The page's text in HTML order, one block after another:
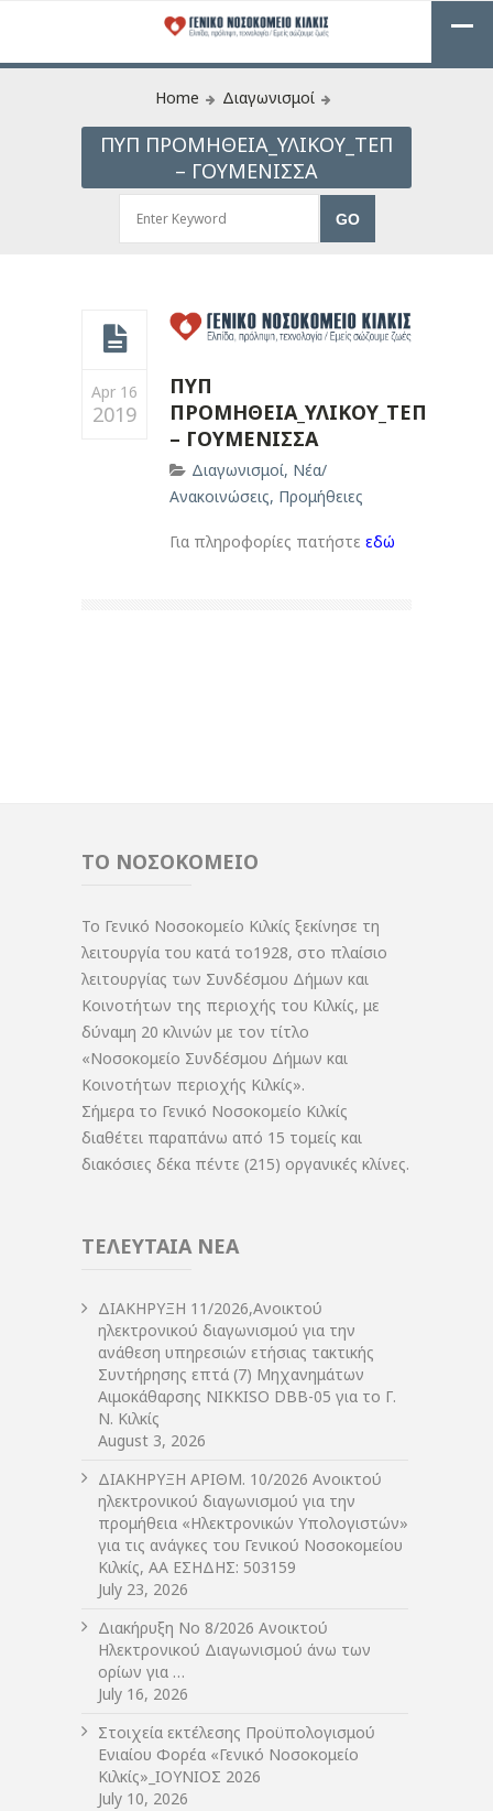
Home Διαγωνισμοί
ΠΥΠ ΠΡΟΜΗΘΕΙΑ_ΥΛΙΚΟΥ_ΤΕΠ
– ΓΟΥΜΕΝΙΣΣΑ
Apr 16
2019
ΠΥΠ
ΠΡΟΜΗΘΕΙΑ_ΥΛΙΚΟΥ_ΤΕΠ
– ΓΟΥΜΕΝΙΣΣΑ
Διαγωνισμοί, Νέα/
Ανακοινώσεις, Προμήθειες
Για πληροφορίες πατήστε εδώ
ΤΟ ΝΟΣΟΚΟΜΕΙΟ
Το Γενικό Νοσοκομείο Κιλκίς ξεκίνησε τη
λειτουργία του κατά το1928, στο πλαίσιο
λειτουργίας των Συνδέσμου Δήμων και
Κοινοτήτων της περιοχής του Κιλκίς, με
δύναμη 20 κλινών με τον τίτλο
«Νοσοκομείο Συνδέσμου Δήμων και
Κοινοτήτων περιοχής Κιλκίς».
Σήμερα το Γενικό Νοσοκομείο Κιλκίς
διαθέτει παραπάνω από 15 τομείς και
διακόσιες δέκα πέντε (215) οργανικές κλίνες.
ΤΕΛΕΥΤΑΙΑ ΝΕΑ
ΔIΑΚΗΡΥΞΗ 11/2026,Ανοικτού
ηλεκτρονικού διαγωνισμού για την
ανάθεση υπηρεσιών ετήσιας τακτικής
Συντήρησης επτά (7) Μηχανημάτων
Αιμοκάθαρσης NIKKISO DBB-05 για το Γ.
Ν. Κιλκίς
August 3, 2026
ΔIΑΚΗΡΥΞΗ ΑΡIΘΜ. 10/2026 Ανοικτού
ηλεκτρονικού διαγωνισμού για την
προμήθεια «Ηλεκτρονικών Υπολογιστών»
για τις ανάγκες του Γενικού Νοσοκομείου
Κιλκίς, ΑΑ ΕΣΗΔΗΣ: 503159
July 23, 2026
Διακήρυξη Νο 8/2026 Ανοικτού
Ηλεκτρονικού Διαγωνισμού άνω των
ορίων για …
July 16, 2026
Στοιχεία εκτέλεσης Προϋπολογισμού
Ενιαίου Φορέα «Γενικό Νοσοκομείο
Κιλκίς»_ΙΟΥΝΙΟΣ 2026
July 10, 2026